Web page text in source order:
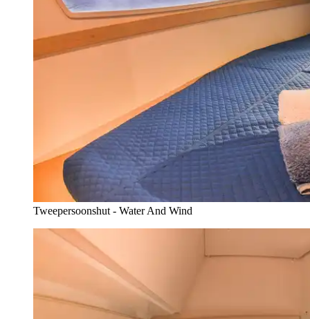
Tweepersoonshut - Water And Wind